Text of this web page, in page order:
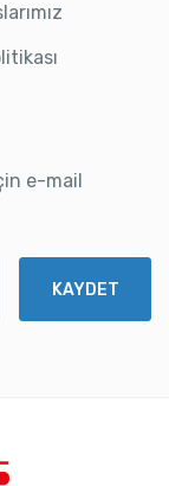
e-mail
KAYDET